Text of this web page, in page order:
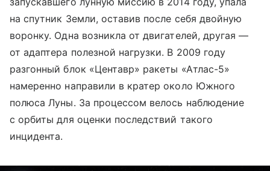
на спутник Земли, оставив после себя двойную
воронку. Одна возникла от двигателей, другая —
от адаптера полезной нагрузки. В 2009 году
разгонный блок «Центавр» ракеты «Атлас-5»
намеренно направили в кратер около Южного
полюса Луны. За процессом велось наблюдение
с орбиты для оценки последствий такого
инцидента.